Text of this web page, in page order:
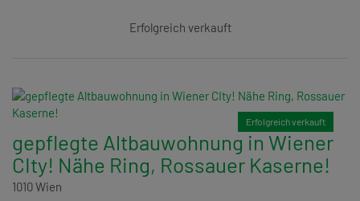
Erfolgreich verkauft
Erfolgreich verkauft
gepflegte Altbauwohnung in Wiener
CIty! Nähe Ring, Rossauer Kaserne!
1010 Wien